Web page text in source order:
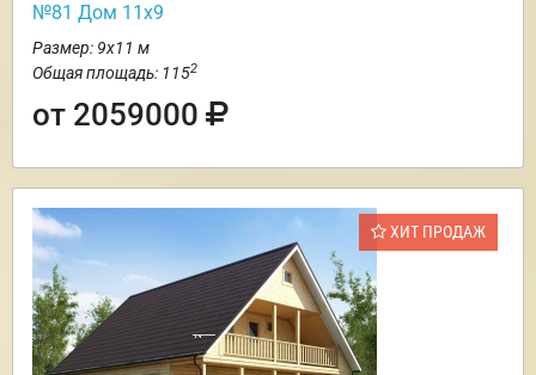
№81 Дом 11х9
Размер: 9х11 м
Общая площадь: 1152
от 2059000
ХИТ ПРОДАЖ